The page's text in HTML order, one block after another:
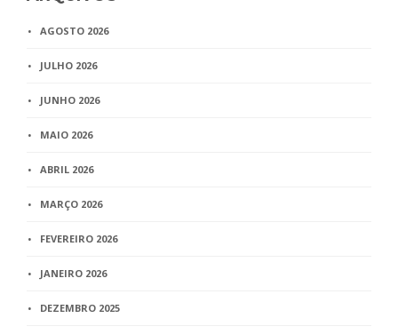
AGOSTO 2026
JULHO 2026
JUNHO 2026
MAIO 2026
ABRIL 2026
MARÇO 2026
FEVEREIRO 2026
JANEIRO 2026
DEZEMBRO 2025